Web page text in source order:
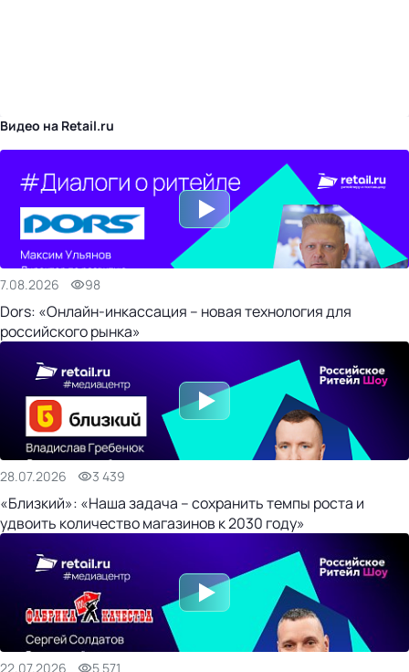
Видео на Retail.ru
7.08.2026 98
Dors: «Онлайн-инкассация – новая технология для
российского рынка»
28.07.2026 3 439
«Близкий»: «Наша задача – сохранить темпы роста и
удвоить количество магазинов к 2030 году»
22.07.2026 5 571